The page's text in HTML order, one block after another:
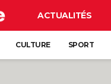
ACTUALITÉS
CULTURE SPORT